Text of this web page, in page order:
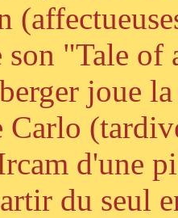
son "Tale of
joue
d'une
du seul